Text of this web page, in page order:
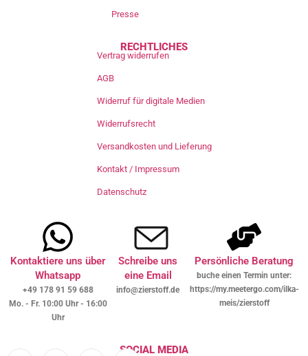
Presse
RECHTLICHES
Vertrag widerrufen
AGB
Widerruf für digitale Medien
Widerrufsrecht
Versandkosten und Lieferung
Kontakt / Impressum
Datenschutz
Kontaktiere uns über
Whatsapp
+49 178 91 59 688
Mo. - Fr. 10:00 Uhr - 16:00
Uhr
Schreibe uns
eine Email
info@zierstoff.de
Persönliche Beratung
buche einen Termin unter:
https://my.meetergo.com/ilka-
meis/zierstoff
SOCIAL MEDIA